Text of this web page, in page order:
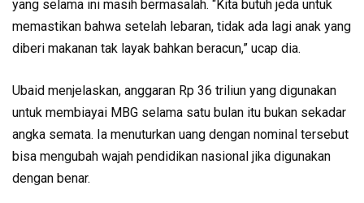
yang selama ini masih bermasalah. “Kita butuh jeda untuk
memastikan bahwa setelah lebaran, tidak ada lagi anak yang
diberi makanan tak layak bahkan beracun,” ucap dia.
Ubaid menjelaskan, anggaran Rp 36 triliun yang digunakan
untuk membiayai MBG selama satu bulan itu bukan sekadar
angka semata. Ia menuturkan uang dengan nominal tersebut
bisa mengubah wajah pendidikan nasional jika digunakan
dengan benar.